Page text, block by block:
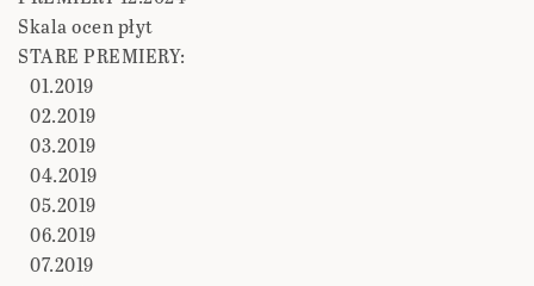
Skala ocen płyt
STARE PREMIERY:
01.2019
02.2019
03.2019
04.2019
05.2019
06.2019
07.2019